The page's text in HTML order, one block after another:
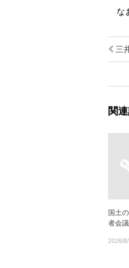
な
三
関
国土
者会
2026/